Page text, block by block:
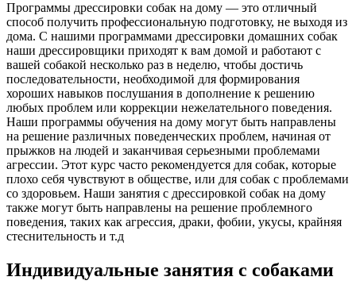
Программы дрессировки собак на дому — это отличный
способ получить профессиональную подготовку, не выходя из
дома. С нашими программами дрессировки домашних собак
наши дрессировщики приходят к вам домой и работают с
вашей собакой несколько раз в неделю, чтобы достичь
последовательности, необходимой для формирования
хороших навыков послушания в дополнение к решению
любых проблем или коррекции нежелательного поведения.
Наши программы обучения на дому могут быть направлены
на решение различных поведенческих проблем, начиная от
прыжков на людей и заканчивая серьезными проблемами
агрессии. Этот курс часто рекомендуется для собак, которые
плохо себя чувствуют в обществе, или для собак с проблемами
со здоровьем. Наши занятия с дрессировкой собак на дому
также могут быть направлены на решение проблемного
поведения, таких как агрессия, драки, фобии, укусы, крайняя
стеснительность и т.д
Индивидуальные занятия с собаками